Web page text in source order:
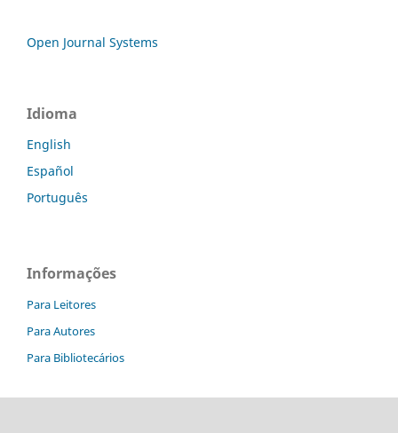
Open Journal Systems
Idioma
English
Español
Português
Informações
Para Leitores
Para Autores
Para Bibliotecários